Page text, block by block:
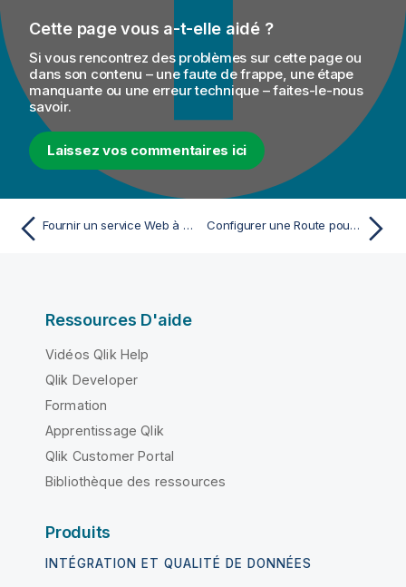
Cette page vous a-t-elle aidé ?
Si vous rencontrez des problèmes sur cette page ou
dans son contenu – une faute de frappe, une étape
manquante ou une erreur technique – faites-le-nous
savoir.
Laissez vos commentaires ici
Fournir un service Web à partir d'une ressource de Route Configurer une Route pour le service Web
Ressources D'aide
Vidéos Qlik Help
Qlik Developer
Formation
Apprentissage Qlik
Qlik Customer Portal
Bibliothèque des ressources
Produits
INTÉGRATION ET QUALITÉ DE DONNÉES